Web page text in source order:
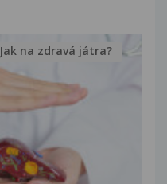
Jak na zdravá játra?